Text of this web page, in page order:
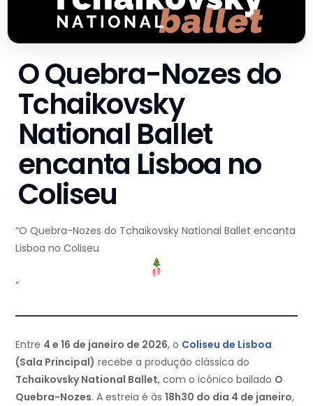
O Quebra-Nozes do
Tchaikovsky
National Ballet
encanta Lisboa no
Coliseu
“O Quebra-Nozes do Tchaikovsky National Ballet encanta
Lisboa no Coliseu
”
Entre 4 e 16 de janeiro de 2026, o Coliseu de Lisboa
(Sala Principal) recebe a produção clássica do
Tchaikovsky National Ballet, com o icónico bailado O
Quebra-Nozes. A estreia é às 18h30 do dia 4 de janeiro,